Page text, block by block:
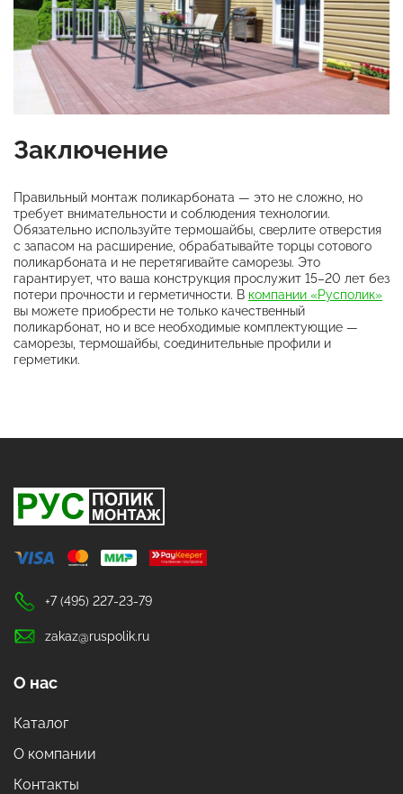
Заключение
Правильный монтаж поликарбоната — это не сложно, но
требует внимательности и соблюдения технологии.
Обязательно используйте термошайбы, сверлите отверстия
с запасом на расширение, обрабатывайте торцы сотового
поликарбоната и не перетягивайте саморезы. Это
гарантирует, что ваша конструкция прослужит 15–20 лет без
потери прочности и герметичности. В компании «Русполик»
вы можете приобрести не только качественный
поликарбонат, но и все необходимые комплектующие —
саморезы, термошайбы, соединительные профили и
герметики.
+7 (495) 227-23-79
zakaz@ruspolik.ru
О нас
Каталог
О компании
Контакты